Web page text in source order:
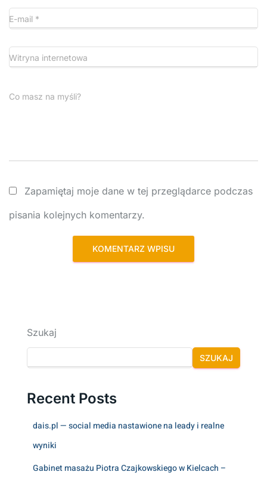
E-mail *
Witryna internetowa
Co masz na myśli?
Zapamiętaj moje dane w tej przeglądarce podczas
pisania kolejnych komentarzy.
Szukaj
SZUKAJ
Recent Posts
dais.pl — social media nastawione na leady i realne
wyniki
Gabinet masażu Piotra Czajkowskiego w Kielcach –